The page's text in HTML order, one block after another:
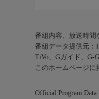
番組内容、放送時間
番組データ提供元：
TiVo、Gガイド、G-
このホームページに
Official Program